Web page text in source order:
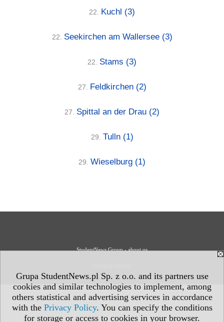
Grupa StudentNews.pl Sp. z o.o. and its partners use
cookies and similar technologies to implement, among
others statistical and advertising services in accordance
with the Privacy Policy. You can specify the conditions
for storage or access to cookies in your browser.
22. Kuchl (3)
22. Seekirchen am Wallersee (3)
22. Stams (3)
27. Feldkirchen (2)
27. Spittal an der Drau (2)
29. Tulln (1)
29. Wieselburg (1)
StudentNews Group - about us